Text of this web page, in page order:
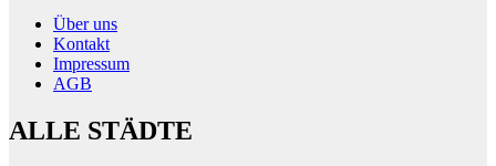
Über uns
Kontakt
Impressum
AGB
ALLE STÄDTE